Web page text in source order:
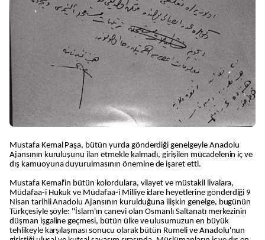
Mustafa Kemal Paşa, bütün yurda gönderdiği genelgeyle Anadolu
Ajansının kuruluşunu ilan etmekle kalmadı, girişilen mücadelenin iç ve
dış kamuoyuna duyurulmasının önemine de işaret etti.
Mustafa Kemal'in bütün kolordulara, vilayet ve müstakil livalara,
Müdafaa-i Hukuk ve Müdafaa-i Milliye idare heyetlerine gönderdiği 9
Nisan tarihli Anadolu Ajansının kurulduğuna ilişkin genelge, bugünün
Türkçesiyle şöyle: "İslam'ın canevi olan Osmanlı Saltanatı merkezinin
düşman işgaline geçmesi, bütün ülke ve ulusumuzun en büyük
tehlikeyle karşılaşması sonucu olarak bütün Rumeli ve Anadolu'nun